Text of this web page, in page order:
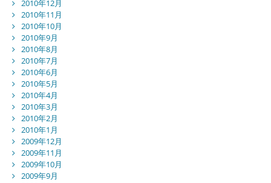
2010年12月
2010年11月
2010年10月
2010年9月
2010年8月
2010年7月
2010年6月
2010年5月
2010年4月
2010年3月
2010年2月
2010年1月
2009年12月
2009年11月
2009年10月
2009年9月